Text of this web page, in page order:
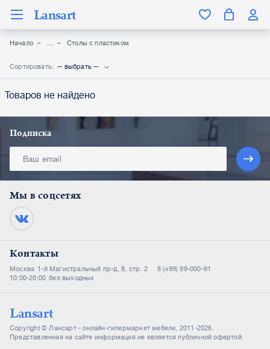
Lansart
Начало Столы с пластиком
Сортировать: -- выбрать --
Товаров не найдено
Подписка
Мы в соцсетях
Контакты
Москва 1-й Магистральный пр-д, 8, стр. 2
8 (499) 99-000-91
10:00-20:00 без выходных
Lansart
Copyright © Лансарт - онлайн-гипермаркет мебели, 2011-2026.
Представленная на сайте информация не является публичной офертой.